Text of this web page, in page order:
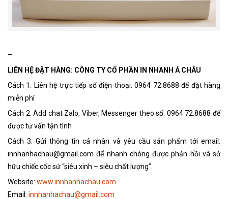
–
LIÊN HỆ ĐẶT HÀNG: CÔNG TY CỔ PHẦN IN NHANH Á CHÂU
Cách 1: Liên hệ trực tiếp số điện thoại: 0964 72.8688 để đặt hàng
miễn phí
Cách 2: Add chat Zalo, Viber, Messenger theo số: 0964 72.8688 để
được tư vấn tận tình
Cách 3: Gửi thông tin cá nhân và yêu cầu sản phẩm tới email:
innhanhachau@gmail.com để nhanh chóng được phản hồi và sở
hữu chiếc cốc sứ “siêu xinh – siêu chất lượng”.
Website: www.innhanhachau.com
Email: innhanhachau@gmail.com